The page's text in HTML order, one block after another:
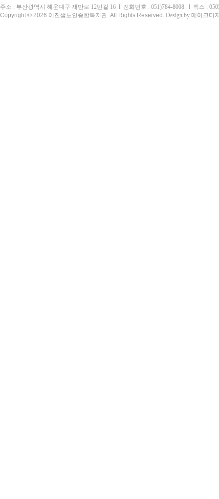
주소 : 부산광역시 해운대구 재반로 12번길 16 l 전화번호 : 051)784-8008 l 팩스 :
Copyright © 2026 어진샘노인종합복지관. All Rights Reserved. Design by 메이크디